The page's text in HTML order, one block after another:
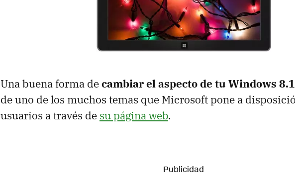
Una buena forma decambiar el aspecto de tu Windows 8.1
de uno de los muchos temas que Microsoft pone a
usuarios a través de su página web.